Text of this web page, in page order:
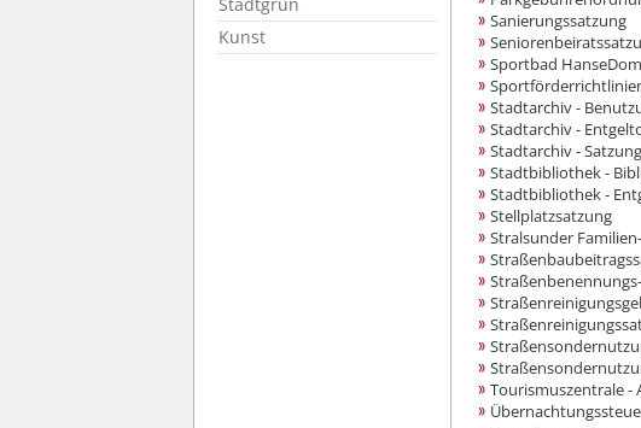
Kunst
Sanierungssatzung
Sportbad
Stadtarchiv -
Stadtarchiv -
Stadtarchiv - Satzung
Stadtbibliothek -
Stadtbibliothek -
Stellplatzsatzung
Stralsunder
Tourismuszentrale -